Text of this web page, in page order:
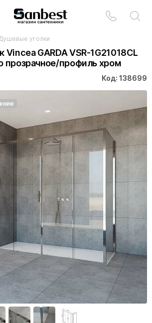
уголки
Vincea GARDA VSR-1G21018CL
прозрачное/профиль хром
Код: 138699